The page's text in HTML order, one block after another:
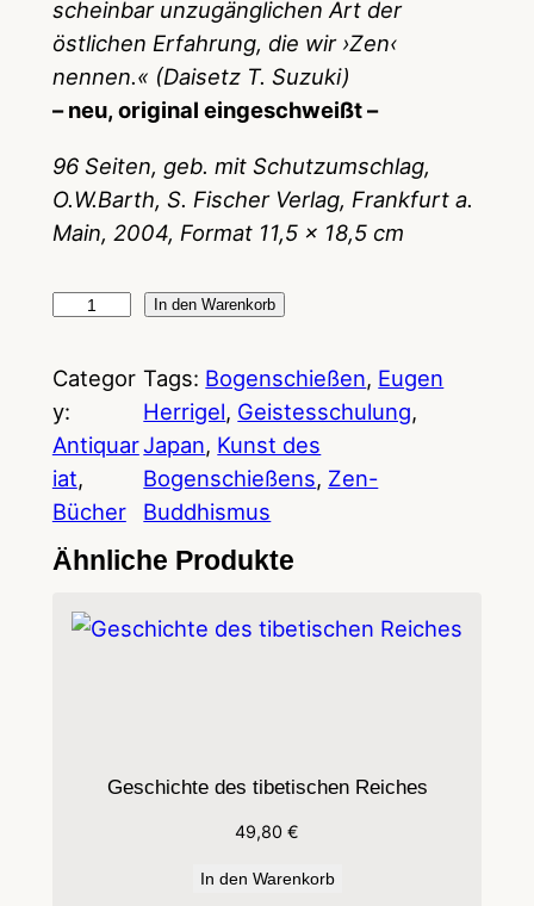
scheinbar unzugänglichen Art der
östlichen Erfahrung, die wir ›Zen‹
nennen.« (Daisetz T. Suzuki)
– neu, original eingeschweißt –
96 Seiten, geb. mit Schutzumschlag,
O.W.Barth, S. Fischer Verlag, Frankfurt a.
Main, 2004, Format 11,5 x 18,5 cm
n
i
n
d
e
r
K
In den Warenkorb
Categor
y:
Antiquar
iat
Bücher
Tags: Bogenschießen, Eugen
Herrigel, Geistesschulung
Japan, Kunst des
Bogenschießens, Zen-
Buddhismus
Ähnliche Produkte
Geschichte des tibetischen Reiches
49,80 €
In den Warenkorb